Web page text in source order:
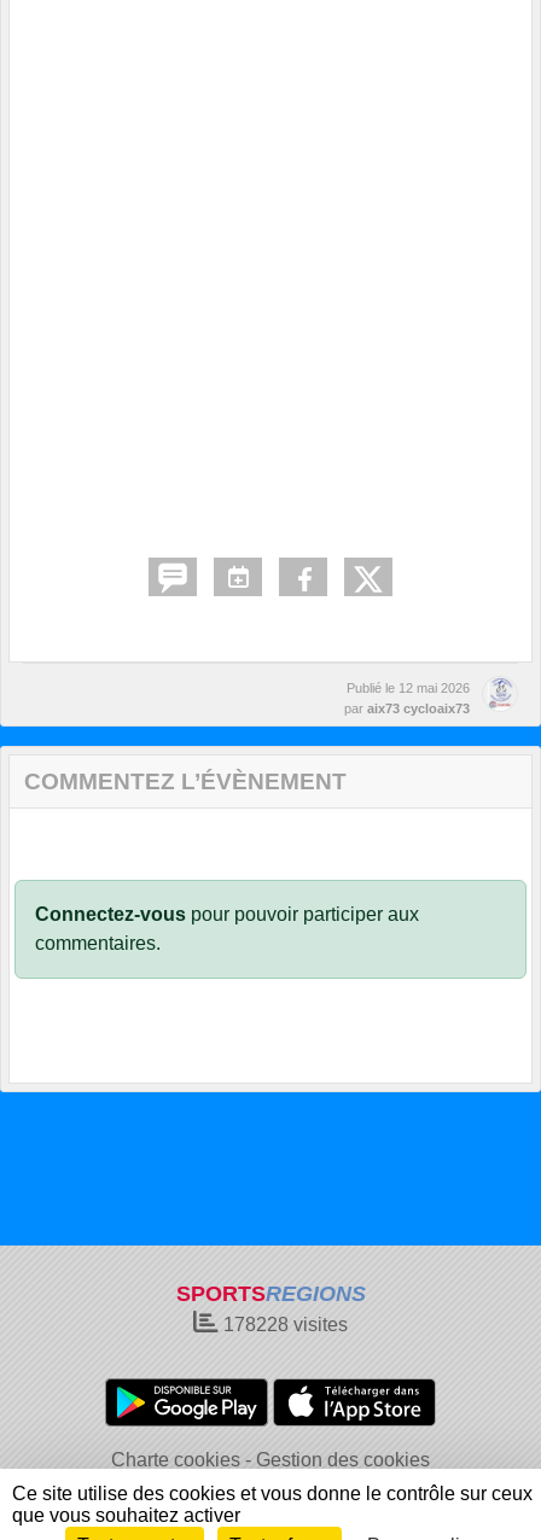
Publié le 12 mai 2026
par aix73 cycloaix73
COMMENTEZ L’ÉVÈNEMENT
Connectez-vous pour pouvoir participer aux
commentaires.
SPORTSREGIONS
178228 visites
Charte cookies
Gestion des cookies
Informations légales
Signaler un contenu inapproprié
Ce site utilise des cookies et vous donne le contrôle sur ceux
que vous souhaitez activer